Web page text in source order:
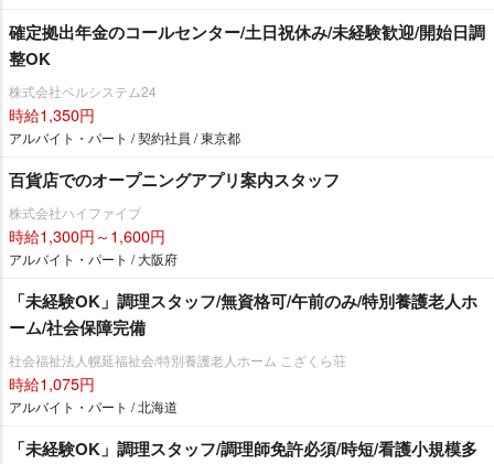
確定拠出年金のコールセンター/土日祝休み/未経験歓迎/開始日調
整OK
株式会社ベルシステム24
時給1,350円
アルバイト・パート / 契約社員 / 東京都
百貨店でのオープニングアプリ案内スタッフ
株式会社ハイファイブ
時給1,300円～1,600円
アルバイト・パート / 大阪府
「未経験OK」調理スタッフ/無資格可/午前のみ/特別養護老人ホ
ーム/社会保障完備
社会福祉法人幌延福祉会/特別養護老人ホーム こざくら荘
時給1,075円
アルバイト・パート / 北海道
「未経験OK」調理スタッフ/調理師免許必須/時短/看護小規模多